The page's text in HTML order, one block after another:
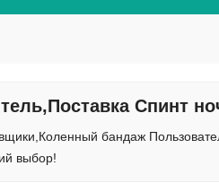
Спинт
бандаж
выбор!